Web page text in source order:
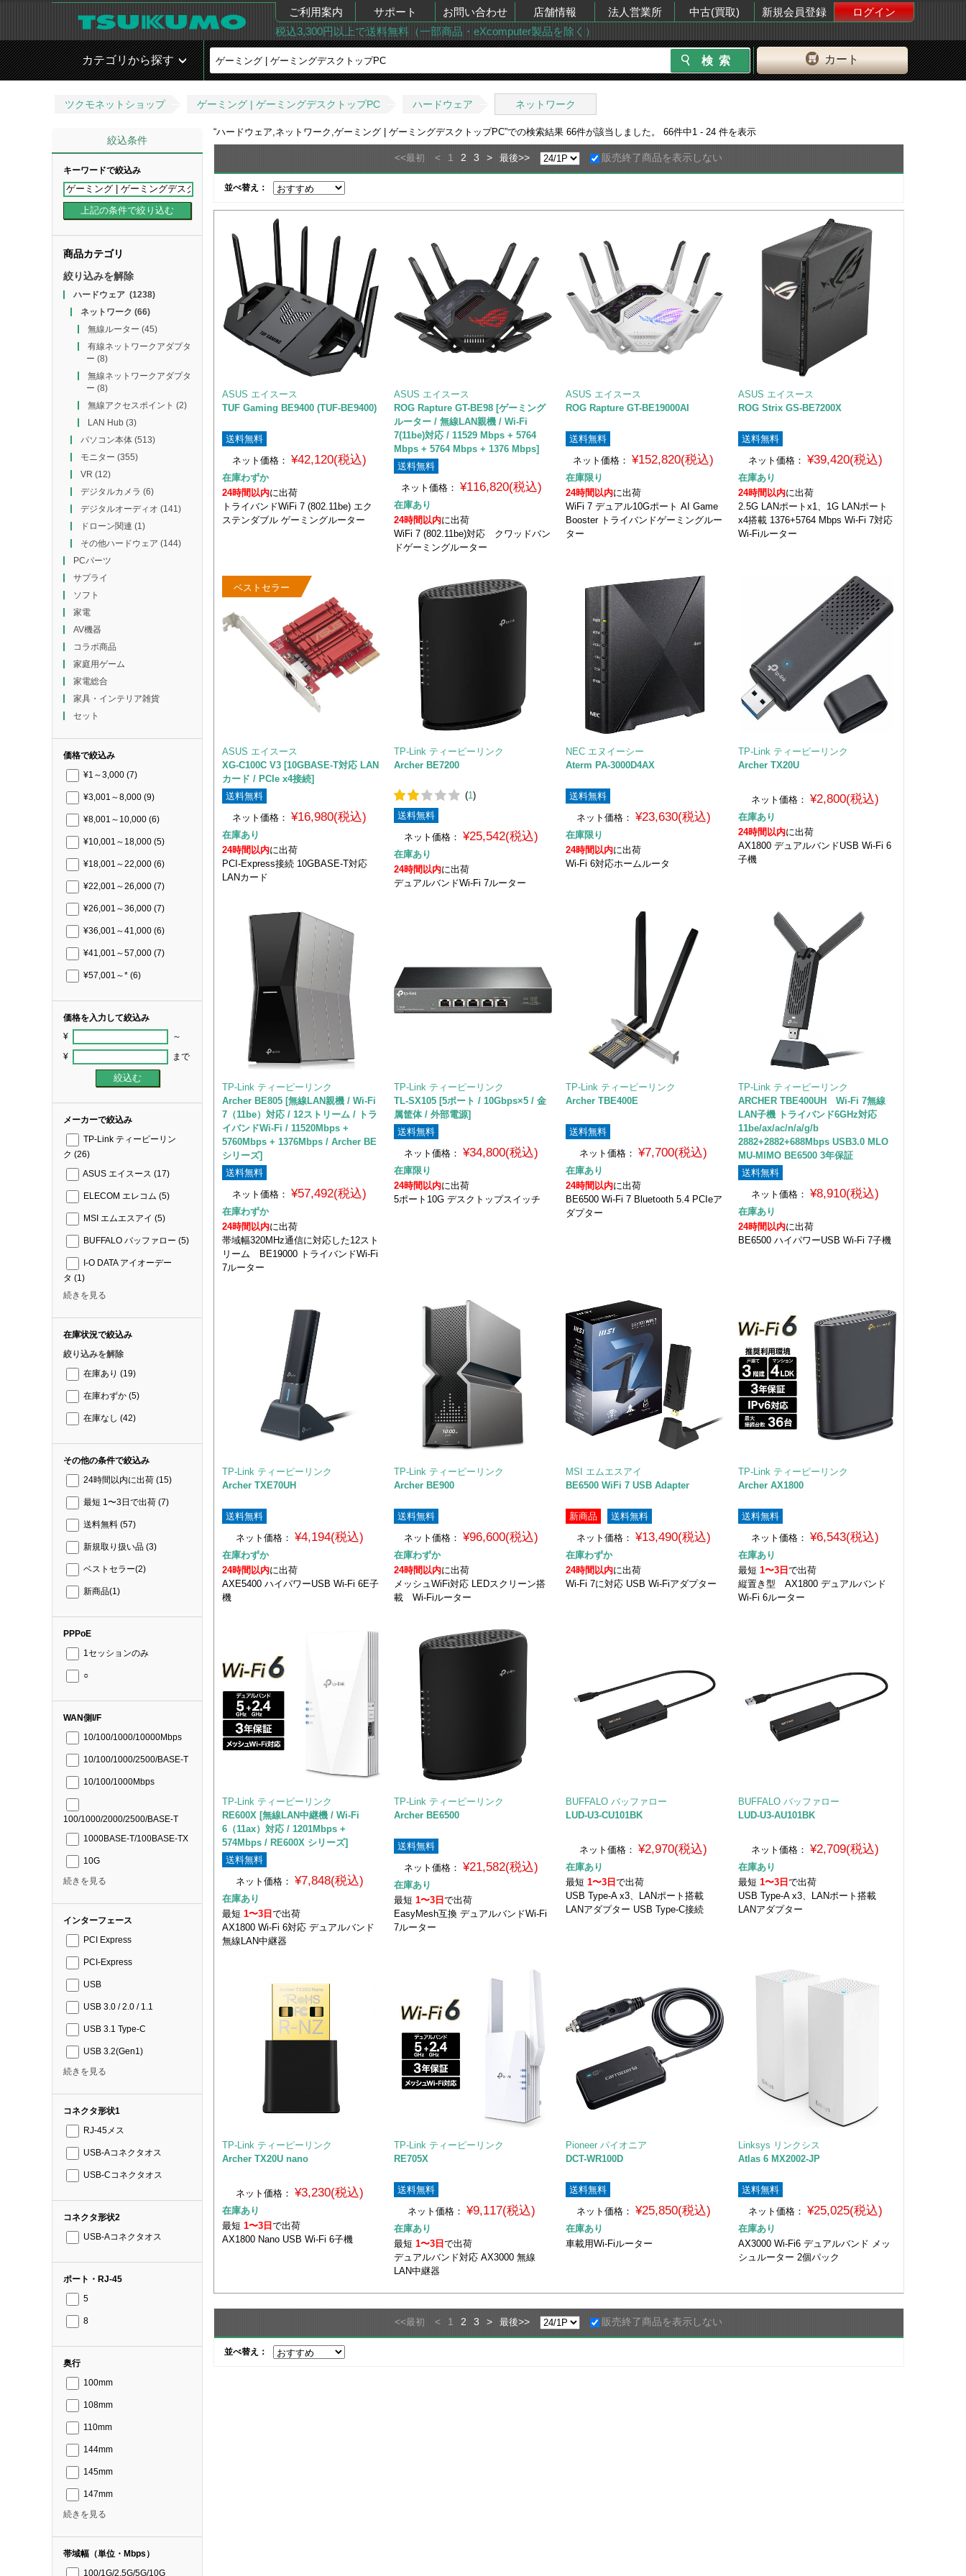
ご利用案内 サポート お問い合わせ 店舗情報 法人営業所 中古(買取) 新規会員登録
ログイン
税込3,300円以上で送料無料（一部商品・eXcomputer製品を除く）
カート
カテゴリから探す
ツクモネットショップ ゲーミング | ゲーミングデスクトップPC ハードウェア ネットワーク
絞込条件
キーワードで絞込み
商品カテゴリ
絞り込みを解除
ハードウェア(1238)
ネットワーク (66)
無線ルーター (45)
有線ネットワークアダプタ
ー (8)
無線ネットワークアダプタ
ー (8)
無線アクセスポイント (2)
LAN Hub(3)
パソコン本体(513)
モニター (355)
VR (12)
デジタルカメラ (6)
デジタルオーディオ (141)
ドローン関連 (1)
その他ハードウェア (144)
PCパーツ
サプライ
ソフト
家電
AV機器
コラボ商品
家庭用ゲーム
家電総合
家具・インテリア雑貨
セット
価格で絞込み
¥1～3,000 (7)
¥3,001～8,000 (9)
¥8,001～10,000 (6)
¥10,001～18,000 (5)
¥18,001～22,000 (6)
¥22,001～26,000 (7)
¥26,001～36,000 (7)
¥36,001～41,000 (6)
¥41,001～57,000 (7)
¥57,001～* (6)
価格を入力して絞込み
¥ ～
¥ まで
メーカーで絞込み
TP-Link ティーピーリン
ク (26)
ASUS エイスース (17)
ELECOM エレコム (5)
MSI エムエスアイ (5)
BUFFALO バッファロー (5)
I-O DATA アイオーデー
タ (1)
続きを見る
在庫状況で絞込み
絞り込みを解除
在庫あり (19)
在庫わずか (5)
在庫なし (42)
その他の条件で絞込み
24時間以内に出荷 (15)
最短 1〜3日で出荷 (7)
送料無料 (57)
新規取り扱い品 (3)
ベストセラー(2)
新商品(1)
PPPoE
1セッションのみ
○
WAN側I/F
10/100/1000/10000Mbps
10/100/1000/2500/BASE-T
10/100/1000Mbps
100/1000/2000/2500/BASE-T
1000BASE-T/100BASE-TX
10G
続きを見る
インターフェース
PCI Express
PCI-Express
USB
USB 3.0 / 2.0 / 1.1
USB 3.1 Type-C
USB 3.2(Gen1)
続きを見る
コネクタ形状1
RJ-45メス
USB-Aコネクタオス
USB-Cコネクタオス
コネクタ形状2
USB-Aコネクタオス
ポート・RJ-45
5
8
奥行
100mm
108mm
110mm
144mm
145mm
147mm
続きを見る
帯域幅（単位・Mbps）
100/1G/2.5G/5G/10G
“ハードウェア,ネットワーク,ゲーミング | ゲーミングデスクトップPC”での検索結果 66件が該当しました。 66件中1 - 24 件を表示
<<最初 < 1 2 3 > 最後>> 販売終了商品を表示しない
並べ替え：
ASUS エイスース
TUF Gaming BE9400 (TUF-BE9400)
送料無料
ネット価格：
¥42,120(税込)
在庫わずか
24時間以内に出荷
トライバンドWiFi 7 (802.11be) エク
ステンダブル ゲーミングルーター
ASUS エイスース
ROG Rapture GT-BE98 [ゲーミング
ルーター / 無線LAN親機 / Wi-Fi
7(11be)対応 / 11529 Mbps + 5764
Mbps + 5764 Mbps + 1376 Mbps]
送料無料
ネット価格： ¥116,820(税込)
在庫あり
24時間以内に出荷
WiFi 7 (802.11be)対応 クワッドバン
ドゲーミングルーター
ASUS エイスース
ROG Rapture GT-BE19000AI
送料無料
ネット価格：
¥152,820(税込)
在庫限り
24時間以内に出荷
WiFi 7 デュアル10Gポート AI Game
Booster トライバンドゲーミングルー
ター
ASUS エイスース
ROG Strix GS-BE7200X
送料無料
ネット価格： ¥39,420(税込)
在庫あり
24時間以内に出荷
2.5G LANポートx1、1G LANポート
x4搭載 1376+5764 Mbps Wi-Fi 7対応
Wi-Fiルーター
ベストセラー
ASUS エイスース
XG-C100C V3 [10GBASE-T対応 LAN
カード / PCIe x4接続]
送料無料
ネット価格：
¥16,980(税込)
在庫あり
24時間以内に出荷
PCI-Express接続 10GBASE-T対応
LANカード
TP-Link ティーピーリンク
Archer BE7200
(1 )
送料無料
ネット価格：
¥25,542(税込)
在庫あり
24時間以内に出荷
デュアルバンドWi-Fi 7ルーター
NEC エヌイーシー
Aterm PA-3000D4AX
送料無料
ネット価格： ¥23,630(税込)
在庫限り
24時間以内に出荷
Wi-Fi 6対応ホームルータ
TP-Link ティーピーリンク
Archer TX20U
ネット価格： ¥2,800(税込)
在庫あり
24時間以内に出荷
AX1800 デュアルバンドUSB Wi-Fi 6
子機
TP-Link ティーピーリンク
Archer BE805 [無線LAN親機 / Wi-Fi
7（11be）対応 / 12ストリーム / トラ
イバンドWi-Fi / 11520Mbps +
5760Mbps + 1376Mbps / Archer BE
シリーズ]
送料無料
ネット価格：
¥57,492(税込)
在庫わずか
24時間以内に出荷
帯域幅320MHz通信に対応した12スト
リーム BE19000 トライバンドWi-Fi
7ルーター
TP-Link ティーピーリンク
TL-SX105 [5ポート / 10Gbps×5 / 金
属筐体 / 外部電源]
送料無料
ネット価格：
¥34,800(税込)
在庫限り
24時間以内に出荷
5ポート10G デスクトップスイッチ
TP-Link ティーピーリンク
Archer TBE400E
送料無料
ネット価格：
¥7,700(税込)
在庫あり
24時間以内に出荷
BE6500 Wi-Fi 7 Bluetooth 5.4 PCIeア
ダプター
TP-Link ティーピーリンク
ARCHER TBE400UH Wi-Fi 7無線
LAN子機 トライバンド6GHz対応
11be/ax/ac/n/a/g/b
2882+2882+688Mbps USB3.0 MLO
MU-MIMO BE6500 3年保証
送料無料
ネット価格：
¥8,910(税込)
在庫あり
24時間以内に出荷
BE6500 ハイパワーUSB Wi-Fi 7子機
TP-Link ティーピーリンク
Archer TXE70UH
送料無料
ネット価格： ¥4,194(税込)
在庫わずか
24時間以内に出荷
AXE5400 ハイパワーUSB Wi-Fi 6E子
機
TP-Link ティーピーリンク
Archer BE900
送料無料
ネット価格：
¥96,600(税込)
在庫わずか
24時間以内に出荷
メッシュWiFi対応 LEDスクリーン搭
載 Wi-Fiルーター
MSI エムエスアイ
BE6500 WiFi 7 USB Adapter
新商品
送料無料
ネット価格： ¥13,490(税込)
在庫わずか
24時間以内に出荷
Wi-Fi 7に対応 USB Wi-Fiアダプター
TP-Link ティーピーリンク
Archer AX1800
送料無料
ネット価格：
¥6,543(税込)
在庫あり
最短 1〜3日 で出荷
縦置き型 AX1800 デュアルバンド
Wi-Fi 6ルーター
TP-Link ティーピーリンク
RE600X [無線LAN中継機 / Wi-Fi
6（11ax）対応 / 1201Mbps +
574Mbps / RE600X シリーズ]
送料無料
ネット価格： ¥7,848(税込)
在庫あり
最短 1〜3日 で出荷
AX1800 Wi-Fi 6対応 デュアルバンド
無線LAN中継器
TP-Link ティーピーリンク
Archer BE6500
送料無料
ネット価格：
¥21,582(税込)
在庫あり
最短1〜3日で出荷
EasyMesh互換 デュアルバンドWi-Fi
7ルーター
BUFFALO バッファロー
LUD-U3-CU101BK
ネット価格： ¥2,970(税込)
在庫あり
最短1〜3日で出荷
USB Type-A x3、LANポート搭載
LANアダプター USB Type-C接続
BUFFALO バッファロー
LUD-U3-AU101BK
ネット価格： ¥2,709(税込)
在庫あり
最短 1〜3日 で出荷
USB Type-A x3、LANポート搭載
LANアダプター
TP-Link ティーピーリンク
Archer TX20U nano
ネット価格： ¥3,230(税込)
在庫あり
最短 1〜3日 で出荷
AX1800 Nano USB Wi-Fi 6子機
TP-Link ティーピーリンク
RE705X
送料無料
ネット価格： ¥9,117(税込)
在庫あり
最短1〜3日で出荷
デュアルバンド対応 AX3000 無線
LAN中継器
Pioneer パイオニア
DCT-WR100D
送料無料
ネット価格： ¥25,850(税込)
在庫あり
車載用Wi-Fiルーター
Linksys リンクシス
Atlas 6 MX2002-JP
送料無料
ネット価格： ¥25,025(税込)
在庫あり
AX3000 Wi-Fi6 デュアルバンド メッ
シュルーター 2個パック
<<最初 < 1 2 3 > 最後>> 販売終了商品を表示しない
並べ替え：